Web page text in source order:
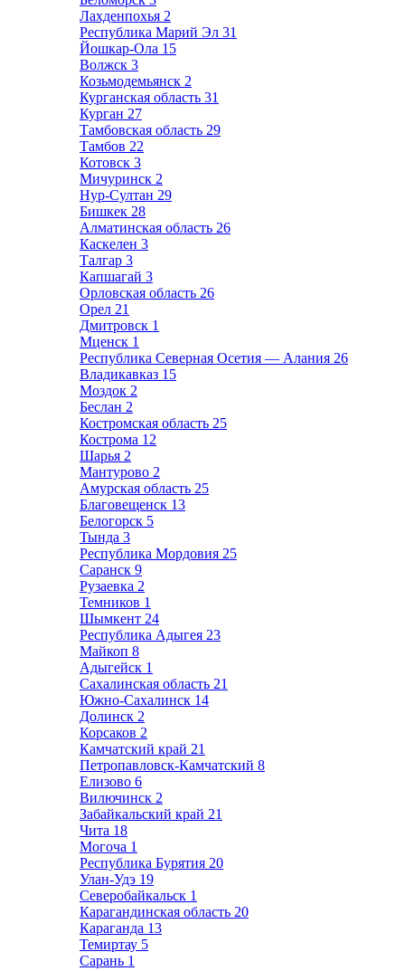
Лахденпохья 2
Республика Марий Эл 31
Йошкар-Ола 15
Волжск 3
Козьмодемьянск 2
Курганская область 31
Курган 27
Тамбовская область 29
Тамбов 22
Котовск 3
Мичуринск 2
Нур-Султан 29
Бишкек 28
Алматинская область 26
Каскелен 3
Талгар 3
Капшагай 3
Орловская область 26
Орел 21
Дмитровск 1
Мценск 1
Республика Северная Осетия — Алания 26
Владикавказ 15
Моздок 2
Беслан 2
Костромская область 25
Кострома 12
Шарья 2
Мантурово 2
Амурская область 25
Благовещенск 13
Белогорск 5
Тында 3
Республика Мордовия 25
Саранск 9
Рузаевка 2
Темников 1
Шымкент 24
Республика Адыгея 23
Майкоп 8
Адыгейск 1
Сахалинская область 21
Южно-Сахалинск 14
Долинск 2
Корсаков 2
Камчатский край 21
Петропавловск-Камчатский 8
Елизово 6
Вилючинск 2
Забайкальский край 21
Чита 18
Могоча 1
Республика Бурятия 20
Улан-Удэ 19
Северобайкальск 1
Карагандинская область 20
Караганда 13
Темиртау 5
Сарань 1